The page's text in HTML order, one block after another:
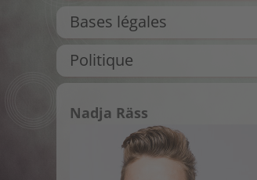
Bases légales
Politique
Nadja Räss